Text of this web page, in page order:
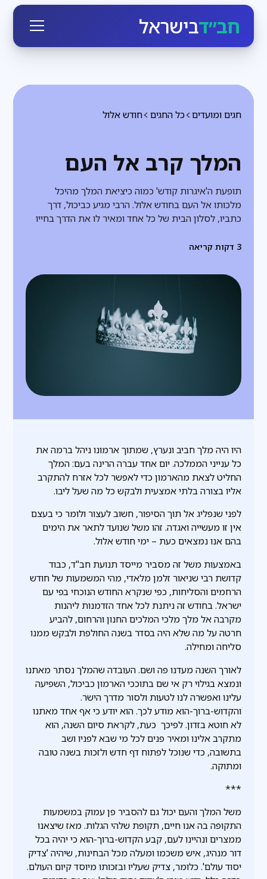
חב״דבישראל
חודש אלול כל החגים חגים ומועדים
המלך קרב אל העם
תופעת ה'איגרות קודש' כמוה כיציאת המלך מהיכל
מלכותו אל העם בחודש אלול. הרבי מגיע כביכול, דרך
כתביו, לסלון הבית של כל אחד ומאיר לו את הדרך בחייו
3 דקות קריאה
היו היה מלך חביב ונערץ, שמתוך ארמונו ניהל ברמה את
כל ענייני הממלכה. יום אחד עברה הרינה בעם: המלך
החליט לצאת מהארמון כדי לאפשר לכל אזרח להתקרב
אליו בצורה בלתי אמצעית ולבקש כל מה שעל ליבו.
לפני שנפליג אל תוך הסיפור, חשוב לעצור ולומר כי בעצם
אין זו מעשייה ואגדה. זהו משל שנועד לתאר את הימים
בהם אנו נמצאים כעת – ימי חודש אלול.
באמצעות משל זה מסביר מייסד תנועת חב"ד, כבוד
קדושת רבי שניאור זלמן מלאדי, מהי המשמעות של חודש
הרחמים והסליחות, כפי שנקרא החודש הנוכחי בפי עם
ישראל. בחודש זה ניתנת לכל אחד הזדמנות ליהנות
מקרבה אל מלך מלכי המלכים החנון והרחום, להביע
חרטה על מה שלא היה בסדר בשנה החולפת ולבקש ממנו
סליחה ומחילה.
לאורך השנה מעדנו פה ושם. העובדה שהמלך נסתר מאתנו
ונמצא בגילוי רק אי שם בתוככי הארמון כביכול, השפיעה
עלינו ואפשרה לנו לטעות ולסור מדרך הישר.
והקדוש-ברוך-הוא מודע לכך. הוא יודע כי אף אחד מאתנו
לא חוטא בזדון. לפיכך כעת, לקראת סיום השנה, הוא
מתקרב אלינו ומאיר פנים לכל מי שבא לפניו ושב
בתשובה, כדי שנוכל לפתוח דף חדש ולזכות בשנה טובה
ומתוקה.
***
משל המלך והעם יכול גם להסביר פן עמוק במשמעות
התקופה בה אנו חיים, תקופת שלהי הגלות. מאז שיצאנו
ממצרים ונהיינו לעם, קבע הקדוש-ברוך-הוא כי יהיה בכל
דור מנהיג, איש משכמו ומעלה מכל הבחינות, שיהיה 'צדיק
יסוד עולם'. כלומר, צדיק שעליו ובזכותו מיוסד קיום העולם.